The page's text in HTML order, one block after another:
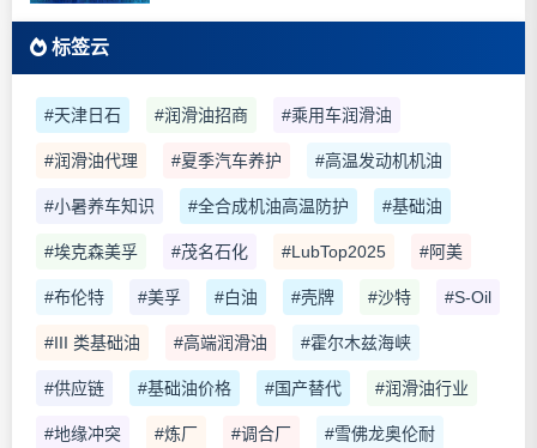
标签云
#天津日石 #润滑油招商 #乘用车润滑油
#润滑油代理 #夏季汽车养护 #高温发动机机油
#小暑养车知识 #全合成机油高温防护 #基础油
#埃克森美孚 #茂名石化 #LubTop2025 #阿美
#布伦特 #美孚 #白油 #壳牌 #沙特 #S-Oil
#III 类基础油 #高端润滑油 #霍尔木兹海峡
#供应链 #基础油价格 #国产替代 #润滑油行业
#地缘冲突 #炼厂 #调合厂 #雪佛龙奥伦耐